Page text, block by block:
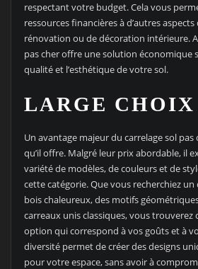
respectant votre budget. Cela vous
ressources financières à d’autres
rénovation ou de décoration intérieure.
pas cher offre une solution économique
qualité et l’esthétique de votre sol.
LARGE CHOIX
Un avantage majeur du carrelage sol pas
qu’il offre. Malgré leur prix abordable, il
variété de modèles, de couleurs et de
cette catégorie. Que vous recherchiez
bois chaleureux, des motifs
carreaux unis classiques, vous
option qui correspond à vos goûts et à
diversité permet de créer des designs
pour votre espace, sans avoir à